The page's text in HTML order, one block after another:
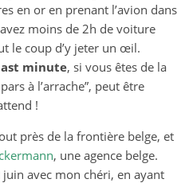
en or en prenant l’avion dans
moins de 2h de voiture
le coup d’y jeter un œil.
minute, si vous êtes de la
à l’arrache”, peut être
!
près de la frontière belge, et
, une agence belge.
avec mon chéri, en ayant